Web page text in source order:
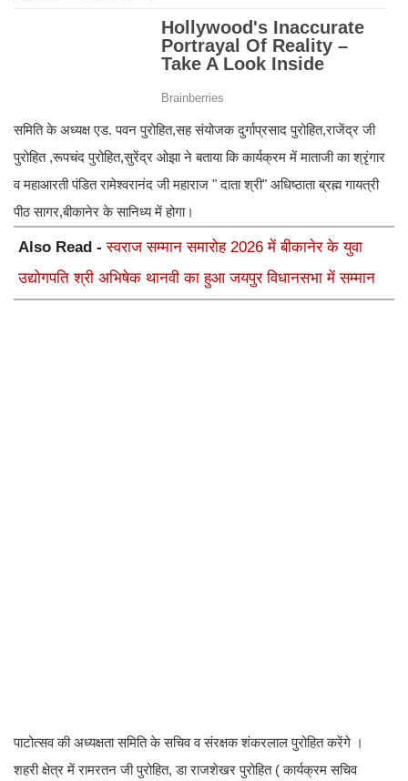
समिति के अध्यक्ष एड. पवन पुरोहित,सह संयोजक दुर्गाप्रसाद पुरोहित,राजेंद्र जी
पुरोहित ,रूपचंद पुरोहित,सुरेंद्र ओझा ने बताया कि कार्यक्रम में माताजी का श्रृंगार
व महाआरती पंडित रामेश्वरानंद जी महाराज " दाता श्री" अधिष्ठाता ब्रह्म गायत्री
पीठ सागर,बीकानेर के सानिध्य में होगा।
Also Read -स्वराज सम्मान समारोह 2026 में बीकानेर के युवा
उद्योगपति श्री अभिषेक थानवी का हुआ जयपुर विधानसभा में सम्मान
पाटोत्सव की अध्यक्षता समिति के सचिव व संरक्षक शंकरलाल पुरोहित करेंगे ।
शहरी क्षेत्र में रामरतन जी पुरोहित, डा राजशेखर पुरोहित ( कार्यक्रम सचिव